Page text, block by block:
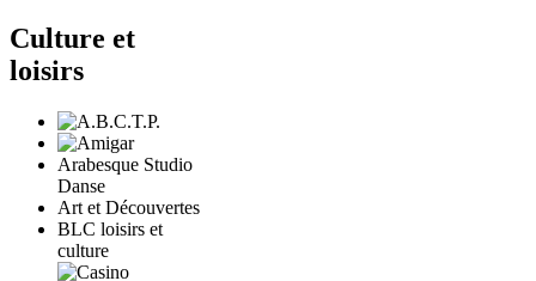
Culture et
loisirs
Arabesque Studio
Danse
Art et Découvertes
BLC loisirs et
culture